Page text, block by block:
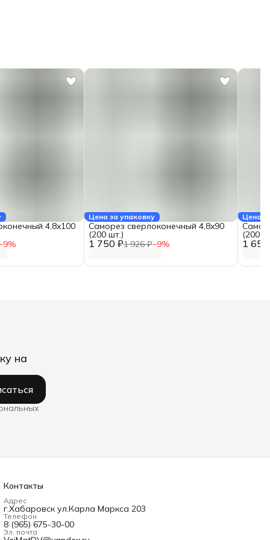
9%
4,8x100
Цена за упаковку
1 750 ₽1 926 ₽−9%
Саморез сверлоконечный 4,8x90
(200 шт.)
Цена
1
(200
на
Контакты
Адрес
г.Хабаровск ул.Карла Маркса 203
Телефон
8 (965) 675-30-00
Эл. почта